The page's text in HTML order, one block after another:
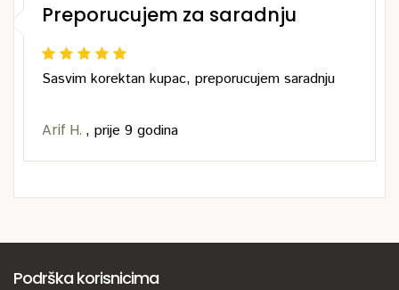
Preporucujem za saradnju
Sasvim korektan kupac, preporucujem saradnju
Arif H. , prije 9 godina
Podrška korisnicima